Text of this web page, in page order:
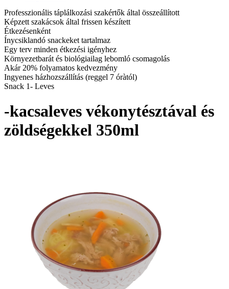
Professzionális táplálkozási szakértők által összeállított
Képzett szakácsok által frissen készített
Étkezésenként
Ínycsiklandó snackeket tartalmaz
Egy terv minden étkezési igényhez
Környezetbarát és biológiailag lebomló csomagolás
Akár 20% folyamatos kedvezmény
Ingyenes házhozszállítás (reggel 7 óràtól)
Snack 1- Leves
-kacsaleves vékonytésztával és
zöldségekkel 350ml